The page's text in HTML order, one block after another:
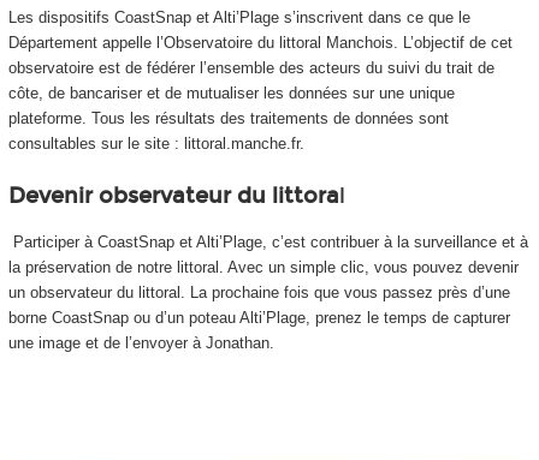
Les dispositifs CoastSnap et Alti’Plage s’inscrivent dans ce que le
Département appelle l’Observatoire du littoral Manchois. L’objectif de cet
observatoire est de fédérer l’ensemble des acteurs du suivi du trait de
côte, de bancariser et de mutualiser les données sur une unique
plateforme. Tous les résultats des traitements de données sont
consultables sur le site : littoral.manche.fr.
Devenir observateur du littoral
Participer à CoastSnap et Alti’Plage, c’est contribuer à la surveillance et à
la préservation de notre littoral. Avec un simple clic, vous pouvez devenir
un observateur du littoral. La prochaine fois que vous passez près d’une
borne CoastSnap ou d’un poteau Alti’Plage, prenez le temps de capturer
une image et de l’envoyer à Jonathan.